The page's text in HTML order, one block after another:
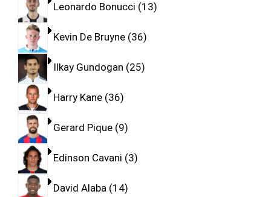
Leonardo Bonucci 13
Kevin De Bruyne 36
Ilkay Gundogan 25
Harry Kane 36
Gerard Pique 9
Edinson Cavani 3
David Alaba 14